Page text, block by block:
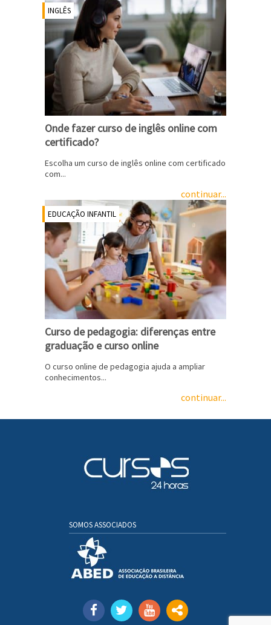
INGLÊS
Onde fazer curso de inglês online com
certificado?
Escolha um curso de inglês online com certificado
com...
continuar...
EDUCAÇÃO INFANTIL
Curso de pedagogia: diferenças entre
graduação e curso online
O curso online de pedagogia ajuda a ampliar
conhecimentos...
continuar...
SOMOS ASSOCIADOS